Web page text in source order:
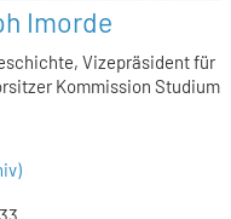
Imorde
Vizepräsident für
Kommission Studium